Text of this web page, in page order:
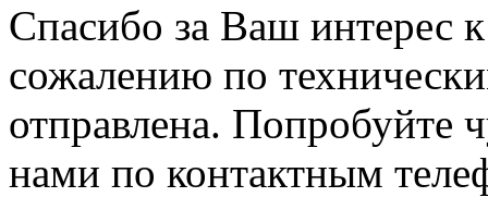
Спасибо за Ваш интерес
сожалению по
отправлена. Попробуйте
нами по контактным